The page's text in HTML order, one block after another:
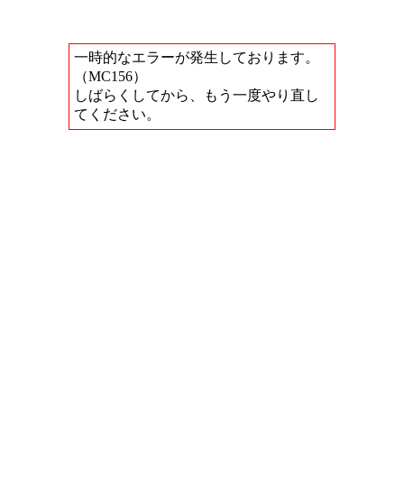
一時的なエラーが発生しております。
（MC156）
しばらくしてから、もう一度やり直し
てください。